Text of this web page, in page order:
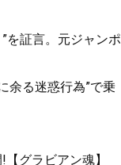
を証言。元ジャンポ
余る迷惑行為”で乗
グラビアン魂】